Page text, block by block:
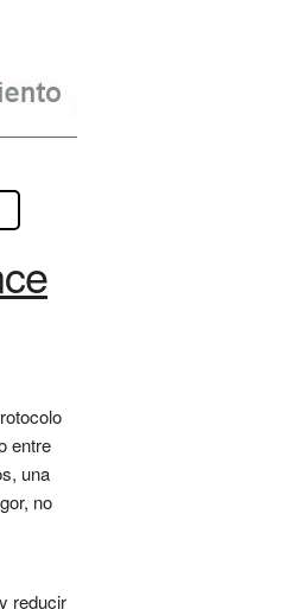
entre
una
no
reducir